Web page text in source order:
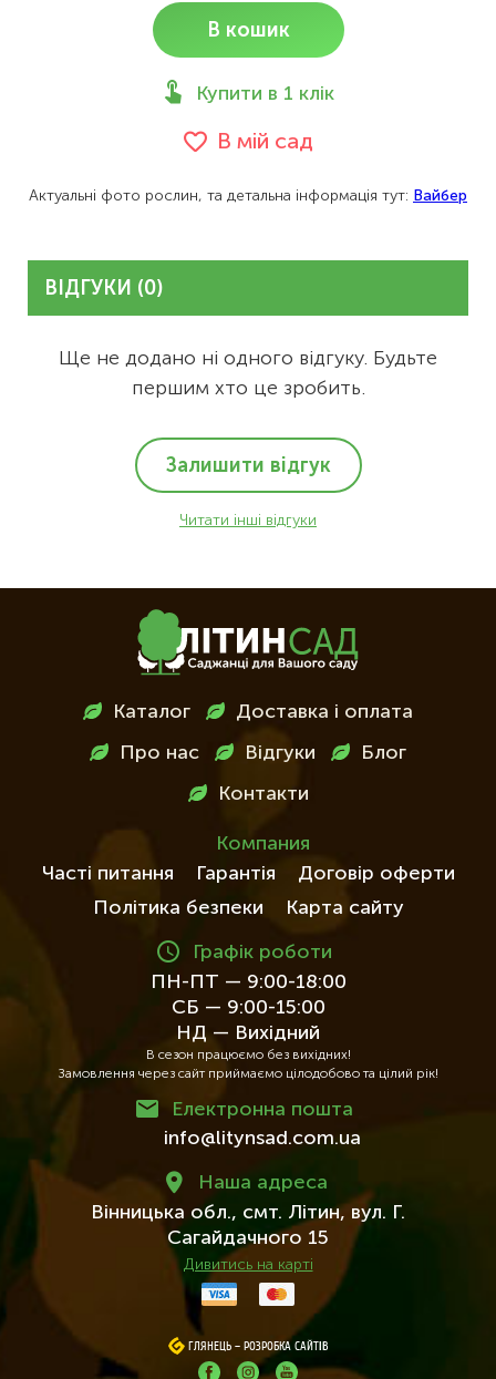
В кошик
Купити в 1 клік
В мій сад
Актуальні фото рослин, та детальна інформація тут: Вайбер
ВІДГУКИ (0)
Ще не додано ні одного відгуку. Будьте
першим хто це зробить.
Залишити відгук
Читати інші відгуки
Каталог Доставка і оплата
Про нас Відгуки Блог
Контакти
Компания
Часті питання
Гарантія
Договір оферти
Політика безпеки
Карта сайту
Графік роботи
ПН-ПТ — 9:00-18:00
СБ — 9:00-15:00
НД — Вихідний
В сезон працюємо без вихідних!
Замовлення через сайт приймаємо цілодобово та цілий рік!
Електронна пошта
info@litynsad.com.ua
Наша адреса
Вінницька обл., смт. Літин, вул. Г.
Сагайдачного 15
Дивитись на карті
ГЛЯНЕЦЬ– РОЗРОБКА САЙТІВ
ГЛЯНЕЦЬ– РОЗРОБКА САЙТІВ